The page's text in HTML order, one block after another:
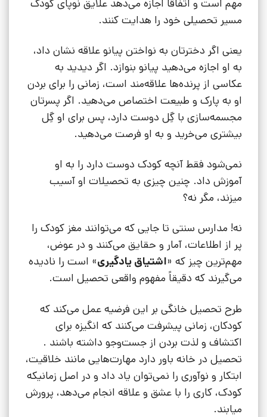
مهم است و اتفاقاً اجازه می‌دهد علایق نوپای کودک
مسیر تحصیلی خود را هدایت کنند.
یعنی اگر دخترتان به نواختن پیانو علاقه نشان داد،
به او اجازه می‌دهید پیانو بنوازد. اگر دیدید به
عکاسی از پرنده‌ها علاقه‌مند است، زمانی را برای بردن
او به پارک و طبیعت اختصاص می‌دهید. اگر پسرتان
مجسمه‌سازی با گِل دوست دارد، پس برای او گِل
بیشتری می‌خرید و به او فرصت می‌دهید.
نمی‌شود فقط آنچه کودک دوست دارد را به او
آموزش داد. چنین چیزی به تحصیلات او آسیب
میزند، مگر نه؟
نه! مدارس سنتی تا جایی که می‌توانند مغز کودک را
پر از اطلاعات، آمار و حقایق می‌کنند و در عوض،
مهم‌ترین چیز که «اشتیاق یادگیری» است را نادیده
می‌گیرند که دقیقاً مفهوم واقعی تحصیل است.
طرح تحصیل خانگی بر این فرضیه عمل می‌کند که
کودکان، زمانی پیشرفت می‌کنند که انگیزه برای
اکتشاف و لذت بردن از جست‌وجو داشته باشند .
تحصیل در خانه باور دارد مهارت‌هایی مانند خلاقیت،
ابتکار و نوآوری را نمی‌توان یاد داد و در اصل زمانیکه
کودک، کاری را با عشق و علاقه انجام می‌دهد، پرورش
میابند.